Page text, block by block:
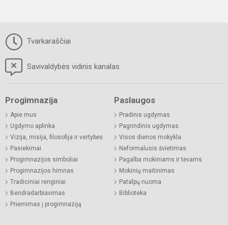
Tvarkaraščiai
Savivaldybės vidinis kanalas
Progimnazija
Apie mus
Ugdymo aplinka
Vizija, misija, filosofija ir vertybės
Pasiekimai
Progimnazijos simboliai
Progimnazijos himnas
Tradiciniai renginiai
Bendradarbiavimas
Priėmimas į progimnaziją
Paslaugos
Pradinis ugdymas
Pagrindinis ugdymas
Visos dienos mokykla
Neformalusis švietimas
Pagalba mokiniams ir tėvams
Mokinių maitinimas
Patalpų nuoma
Biblioteka